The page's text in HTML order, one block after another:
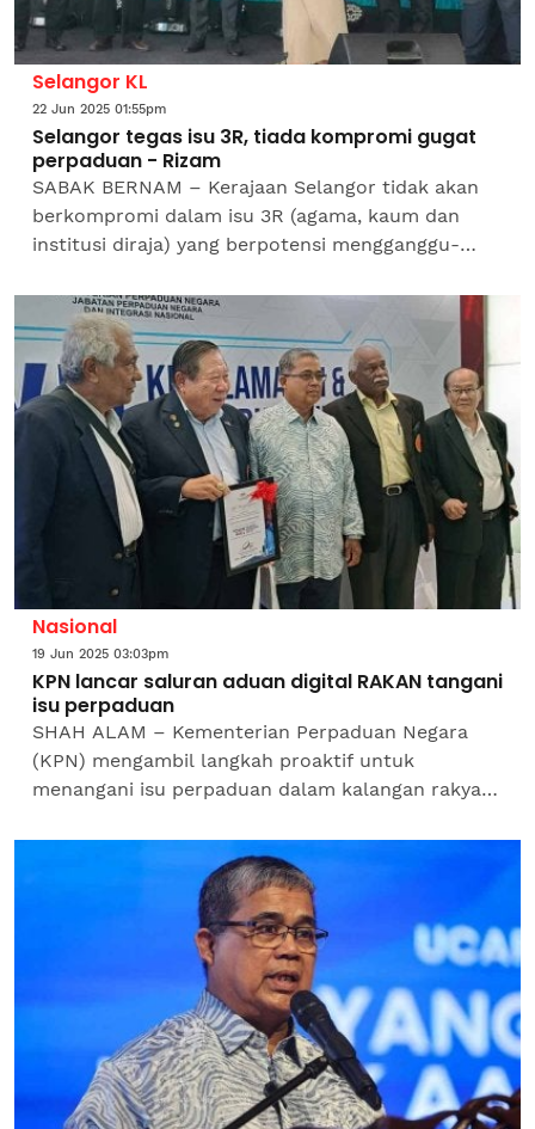
Selangor KL
22 Jun 2025 01:55pm
Selangor tegas isu 3R, tiada kompromi gugat
perpaduan - Rizam
SABAK BERNAM – Kerajaan Selangor tidak akan
berkompromi dalam isu 3R (agama, kaum dan
institusi diraja) yang berpotensi mengganggu-
negeri ini.Exco Kemajuan...
Nasional
19 Jun 2025 03:03pm
KPN lancar saluran aduan digital RAKAN tangani
isu perpaduan
SHAH ALAM – Kementerian Perpaduan Negara
(KPN) mengambil langkah proaktif untuk
menangani isu perpaduan dalam kalangan rakyat
dikenali sebagai Rangkaian...